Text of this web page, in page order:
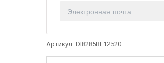
Артикул: DI8285BE12520